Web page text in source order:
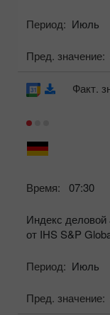
Период: Июль
Пред. значение:
Время: 07:30
Индекс деловой
от IHS S&P
Период: Июль
Пред. значение:
Факт.